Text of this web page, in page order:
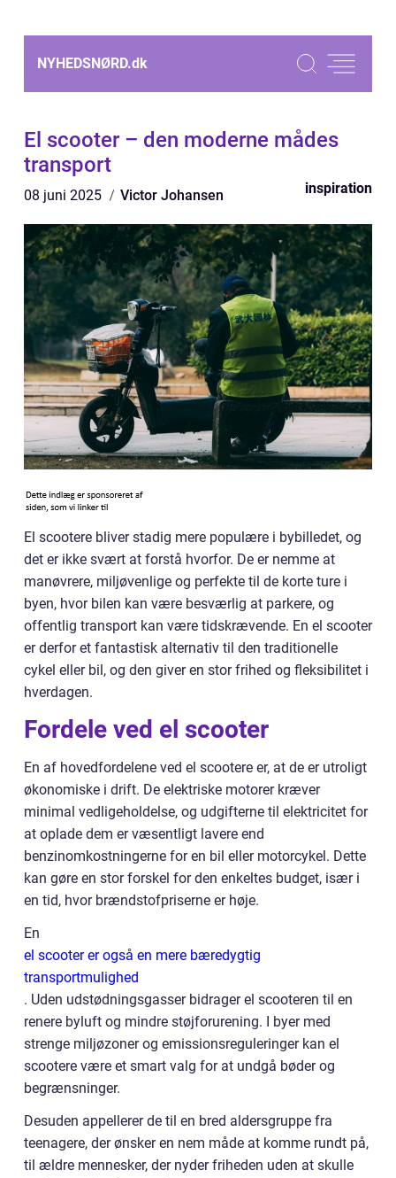
NYHEDSNØRD.dk
El scooter – den moderne mådes
transport
08 juni 2025 Victor Johansen inspiration
El scootere bliver stadig mere populære i bybilledet, og
det er ikke svært at forstå hvorfor. De er nemme at
manøvrere, miljøvenlige og perfekte til de korte ture i
byen, hvor bilen kan være besværlig at parkere, og
offentlig transport kan være tidskrævende. En el scooter
er derfor et fantastisk alternativ til den traditionelle
cykel eller bil, og den giver en stor frihed og fleksibilitet i
hverdagen.
Fordele ved el scooter
En af hovedfordelene ved el scootere er, at de er utroligt
økonomiske i drift. De elektriske motorer kræver
minimal vedligeholdelse, og udgifterne til elektricitet for
at oplade dem er væsentligt lavere end
benzinomkostningerne for en bil eller motorcykel. Dette
kan gøre en stor forskel for den enkeltes budget, især i
en tid, hvor brændstofpriserne er høje.
En
el scooter er også en mere bæredygtig
transportmulighed
. Uden udstødningsgasser bidrager el scooteren til en
renere byluft og mindre støjforurening. I byer med
strenge miljøzoner og emissionsreguleringer kan el
scootere være et smart valg for at undgå bøder og
begrænsninger.
Desuden appellerer de til en bred aldersgruppe fra
teenagere, der ønsker en nem måde at komme rundt på,
til ældre mennesker, der nyder friheden uden at skulle